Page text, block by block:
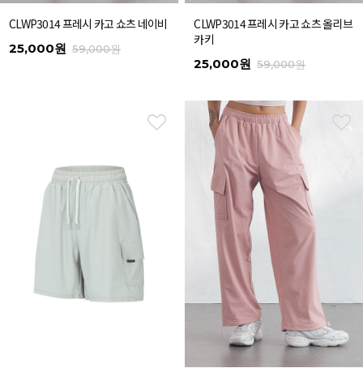
CLWP3014 프레시 카고 쇼츠 네이비
25,000원 59,000원
CLWP3014 프레시 카고 쇼츠 올리브
카키
25,000원 59,000원